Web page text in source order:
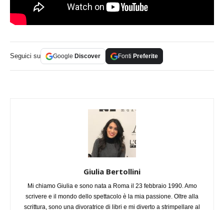
Seguici su Google Discover Fonti Preferite
Giulia Bertollini
Mi chiamo Giulia e sono nata a Roma il 23 febbraio 1990. Amo
scrivere e il mondo dello spettacolo è la mia passione. Oltre alla
scrittura, sono una divoratrice di libri e mi diverto a strimpellare al